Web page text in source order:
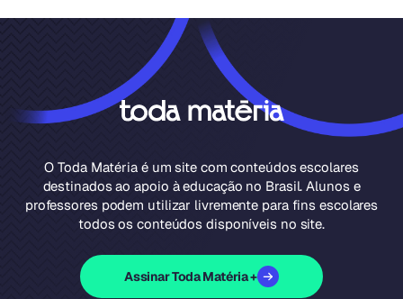
O Toda Matéria é um site com conteúdos escolares
destinados ao apoio à educação no Brasil. Alunos e
professores podem utilizar livremente para fins escolares
todos os conteúdos disponíveis no site.
Assinar Toda Matéria +